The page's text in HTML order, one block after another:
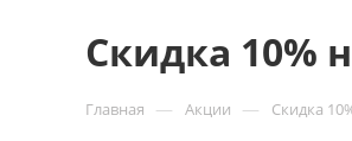
Скидка 10%
Главная — Акции — Скидка